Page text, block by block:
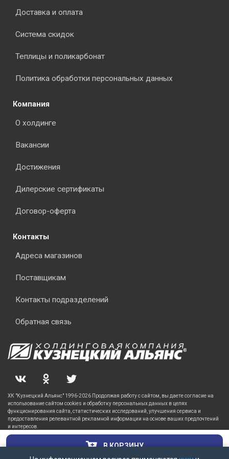
В КОРЗИНУ
Доставка и оплата
Система скидок
Теплицы и поликарбонат
Политика обработки персональных данных
Компания
О холдинге
Вакансии
Достижения
Дилерские сертификаты
Договор-оферта
Контакты
Адреса магазинов
Поставщикам
Контакты подразделений
Обратная связь
ХК "Кузнецкий Альянс" 1996-2026 Продолжая работу с сайтом, вы даете согласие на
использование сайтом cookies и обработку персональных данных в целях
функционирования сайта, статистических исследований, улучшения сервиса и
предоставления релевантной рекламной информации на основе ваших предпочтений
и интересов.